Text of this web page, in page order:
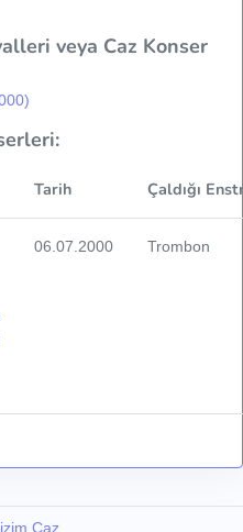
veya Caz Konser
Tarih Çaldığı
06.07.2000 Trombon
Caz